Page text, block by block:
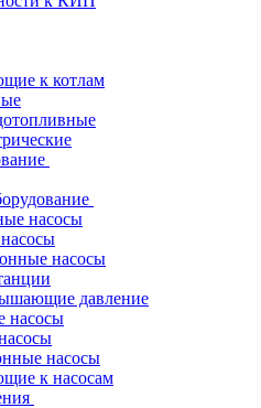
к котлам
насосы
насосы
давление
насосы
насосы
к насосам